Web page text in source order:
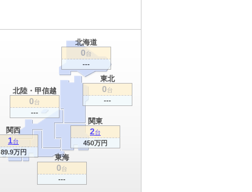
関東
2台
450万円
関西
1台
89.9万円
東海
0台
---
北海道
0台
---
東北
0台
---
北陸・甲信越
0台
---